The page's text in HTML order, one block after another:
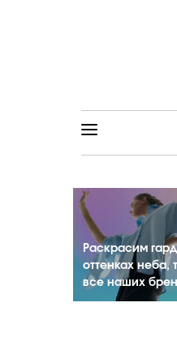
Раскрасим
оттенках неба,
все наших